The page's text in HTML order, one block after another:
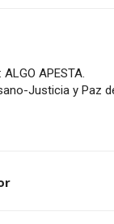
APESTA.
Justicia y Paz